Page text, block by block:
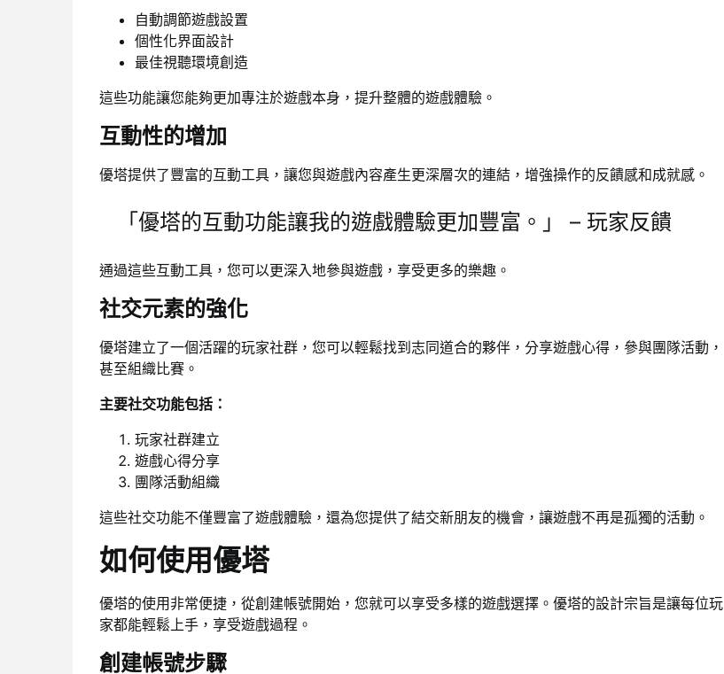
自動調節遊戲設置
個性化界面設計
最佳視聽環境創造
這些功能讓您能夠更加專注於遊戲本身，提升整體的遊戲體驗。
互動性的增加
優塔提供了豐富的互動工具，讓您與遊戲內容產生更深層次的連結，增強操作的反饋感和成就感。
「優塔的互動功能讓我的遊戲體驗更加豐富。」 – 玩家反饋
通過這些互動工具，您可以更深入地參與遊戲，享受更多的樂趣。
社交元素的強化
優塔建立了一個活躍的玩家社群，您可以輕鬆找到志同道合的夥伴，分享遊戲心得，參與團隊活動，
甚至組織比賽。
主要社交功能包括：
玩家社群建立
遊戲心得分享
團隊活動組織
這些社交功能不僅豐富了遊戲體驗，還為您提供了結交新朋友的機會，讓遊戲不再是孤獨的活動。
如何使用優塔
優塔的使用非常便捷，從創建帳號開始，您就可以享受多樣的遊戲選擇。優塔的設計宗旨是讓每位玩
家都能輕鬆上手，享受遊戲過程。
創建帳號步驟